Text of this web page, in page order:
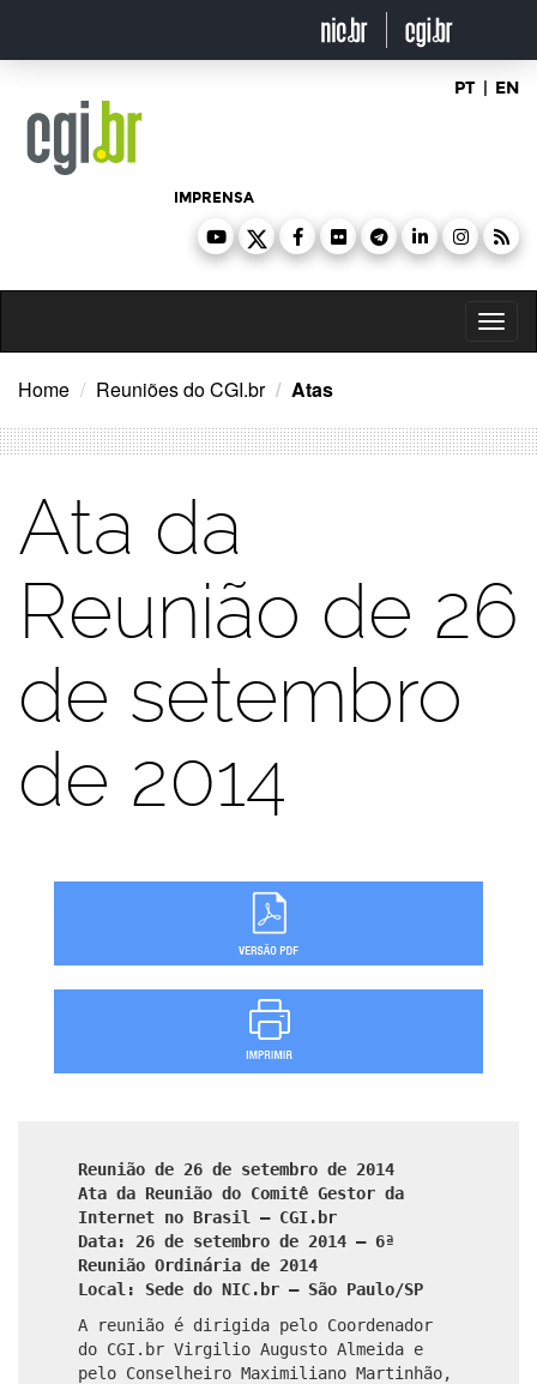
o
PT | EN
IMPRENSA
Home Reuniões do CGI.br Atas
Ata da
Reunião de 26
de setembro
de 2014
Reunião de 26 de setembro de 2014
Ata da Reunião do Comitê Gestor da
Internet no Brasil – CGI.br
Data: 26 de setembro de 2014 – 6ª
Reunião Ordinária de 2014
Local: Sede do NIC.br – São Paulo/SP
A reunião é dirigida pelo Coordenador
do CGI.br Virgilio Augusto Almeida e
pelo Conselheiro Maximiliano Martinhão,